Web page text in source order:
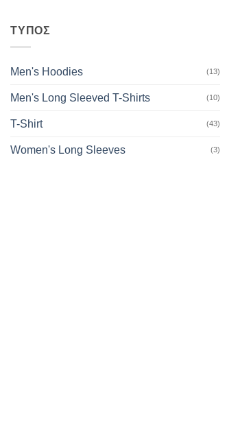
ΤΥΠΟΣ
Men's Hoodies (13)
Men's Long Sleeved T-Shirts (10)
T-Shirt (43)
Women's Long Sleeves (3)